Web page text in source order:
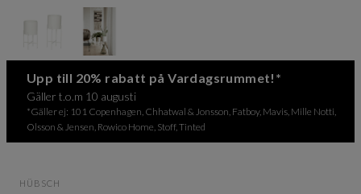
Upp till 20% rabatt på Vardagsrummet!*
Gäller t.o.m 10 augusti
*Gäller ej: 101 Copenhagen, Chhatwal & Jonsson, Fatboy, Mavis, Mille Notti,
Olsson & Jensen, Rowico Home, Stoff, Tinted
HÜBSCH